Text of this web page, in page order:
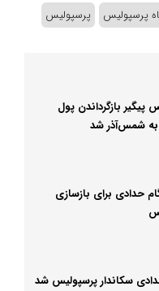
پرسپولیس پرسپولیس
پیگیر بازگرداندن پول
به شمس‌آذر شد
حدادی برای بازسازی
سکاندار پرسپولیس شد